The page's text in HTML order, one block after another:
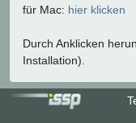
für Mac: hier klicken
Durch Anklicken
Installation).